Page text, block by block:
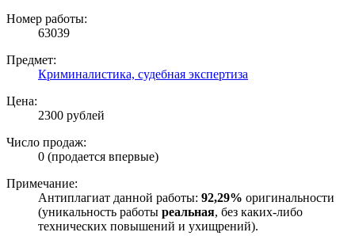
Номер работы:
63039
Предмет:
Криминалистика, судебная экспертиза
Цена:
2300 рублей
Число продаж:
0 (продается впервые)
Примечание:
Антиплагиат данной работы: 92,29% оригинальности
(уникальность работы реальная, без каких-либо
технических повышений и ухищрений).